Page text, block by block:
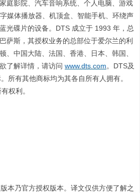
庭影院、汽车音响系统、个人电脑、游戏
媒体播放器、机顶盒、智能手机、环绕声
光碟片的设备。DTS 成立于 1993 年，总
萨斯，其授权业务的总部位于爱尔兰的利
、中国大陆、法国、香港、日本、韩国、
了解详情，请访问 www.dts.com。DTS及
所有其他商标均为其各自所有人拥有。
权利。
本乃官方授权版本。译文仅供方便了解之